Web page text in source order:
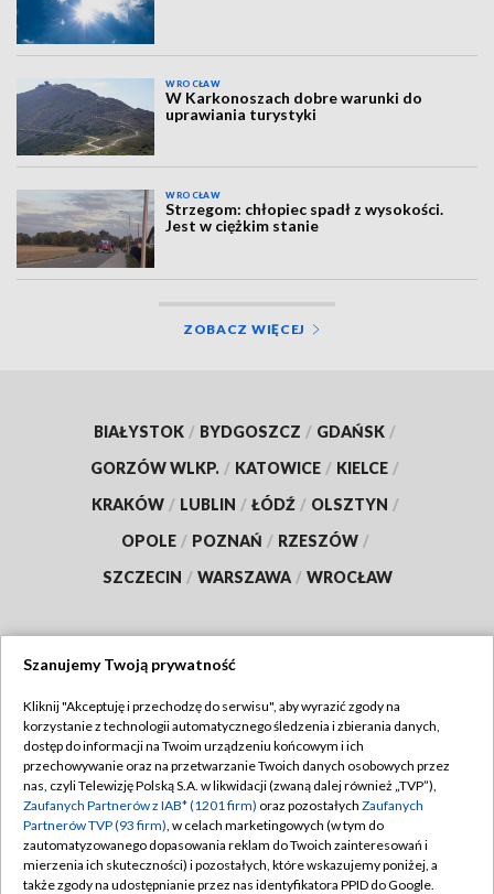
WROCŁAW
W Karkonoszach dobre warunki do
uprawiania turystyki
WROCŁAW
Strzegom: chłopiec spadł z wysokości.
Jest w ciężkim stanie
ZOBACZ WIĘCEJ
BIAŁYSTOK / BYDGOSZCZ / GDAŃSK /
GORZÓW WLKP. / KATOWICE / KIELCE /
KRAKÓW / LUBLIN / ŁÓDŹ / OLSZTYN /
OPOLE / POZNAŃ / RZESZÓW /
SZCZECIN / WARSZAWA / WROCŁAW
TVP
Abonament TVP
Emisja w TVP
Centrum informacji TVP
Naziemna Telewizja Cyfrowa
Regulamin TVP
Polityka prywatności
Moje zgody
Pomoc
Szanujemy Twoją prywatność
Kliknij "Akceptuję i przechodzę do serwisu", aby wyrazić zgody na
korzystanie z technologii automatycznego śledzenia i zbierania danych,
dostęp do informacji na Twoim urządzeniu końcowym i ich
przechowywanie oraz na przetwarzanie Twoich danych osobowych przez
nas, czyli Telewizję Polską S.A. w likwidacji (zwaną dalej również „TVP”),
Zaufanych Partnerów z IAB* (1201 firm) oraz pozostałych Zaufanych
Partnerów TVP (93 firm), w celach marketingowych (w tym do
zautomatyzowanego dopasowania reklam do Twoich zainteresowań i
mierzenia ich skuteczności) i pozostałych, które wskazujemy poniżej, a
także zgody na udostępnianie przez nas identyfikatora PPID do Google.